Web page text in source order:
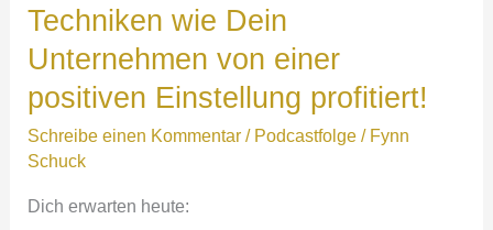
So
bleibst
als
Unternehmer
kraftvoll
und
Techniken wie Dein
Unternehmen von einer
positiven Einstellung profitiert!
Schreibe einen Kommentar / Podcastfolge / Fynn
Schuck
Dich erwarten heute: